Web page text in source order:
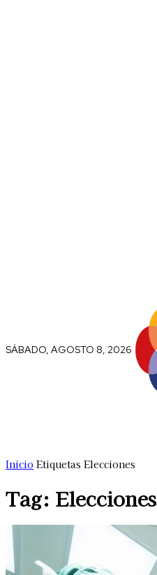
SÁBADO, AGOSTO 8, 2026
Inicio Etiquetas Elecciones
Tag: Elecciones